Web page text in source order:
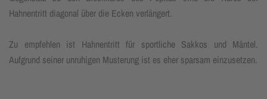
Hahnentritt diagonal über die Ecken verlängert.
Zu empfehlen ist Hahnentritt für sportliche Sakkos und Mäntel.
Aufgrund seiner unruhigen Musterung ist es eher sparsam einzusetzen.